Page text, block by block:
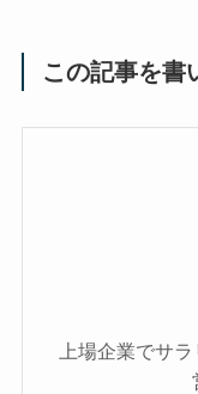
この記事を書
上場企業でサ